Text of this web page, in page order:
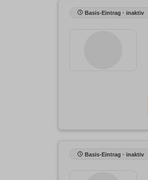
Basis-Eintrag · inaktiv
Basis-Eintrag · inaktiv